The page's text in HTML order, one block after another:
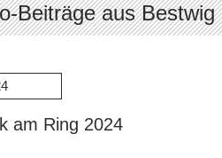
Beiträge aus Bestwig
am Ring 2024